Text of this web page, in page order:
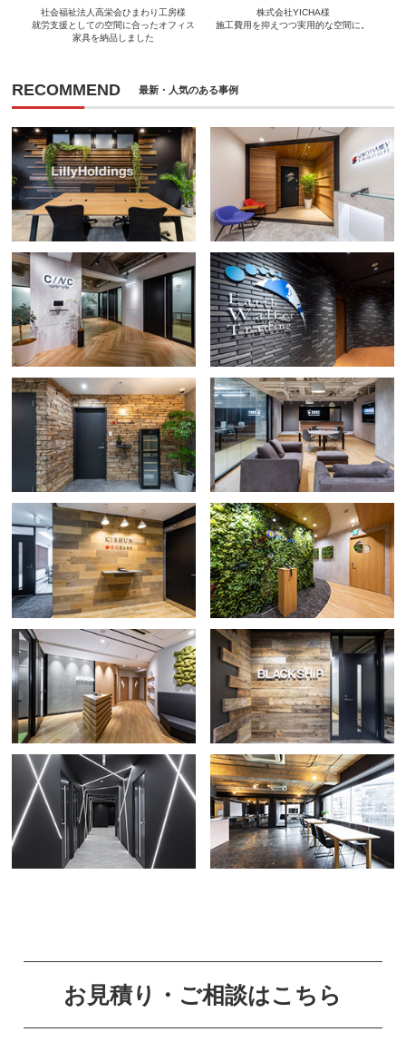
社会福祉法人高栄会ひまわり工房様
就労支援としての空間に合ったオフィス
家具を納品しました
株式会社YICHA様
施工費用を抑えつつ実用的な空間に。
RECOMMEND 最新・人気のある事例
お見積り・ご相談はこちら